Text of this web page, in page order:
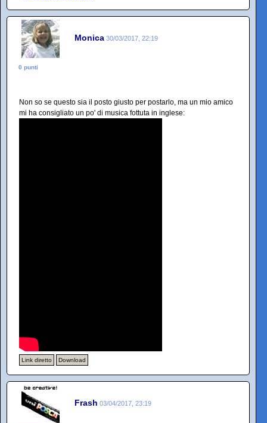
Monica 30/03/2017, 22:19
0 punti
Non so se questo sia il posto giusto per postarlo, ma un mio amico
mi ha consigliato un po' di musica fottuta in inglese:
Link diretto Download
Frash 03/04/2017, 23:19